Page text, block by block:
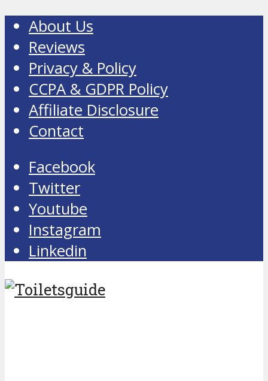
About Us
Reviews
Privacy & Policy
CCPA & GDPR Policy
Affiliate Disclosure
Contact
Facebook
Twitter
Youtube
Instagram
Linkedin